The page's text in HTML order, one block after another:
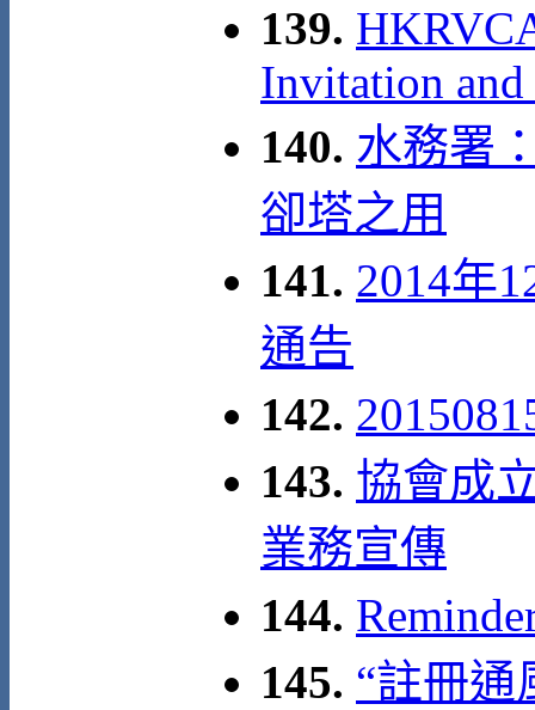
139.
Invitation and
140. 水務署
卻塔之用
141. 2014年
通告
142.
143. 協會成
業務宣傳
144.
145. “註冊通